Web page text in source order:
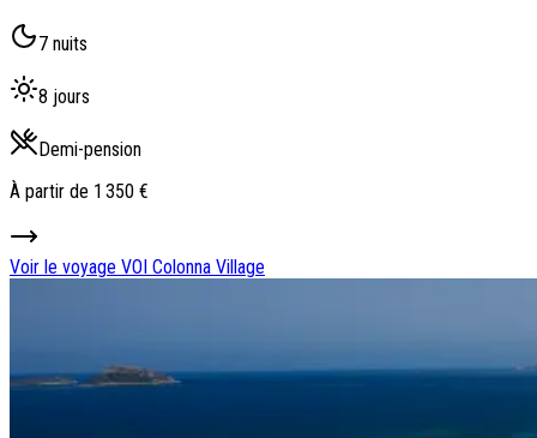
7 nuits
8 jours
Demi-pension
À partir de 1 350 €
Voir le voyage VOI Colonna Village